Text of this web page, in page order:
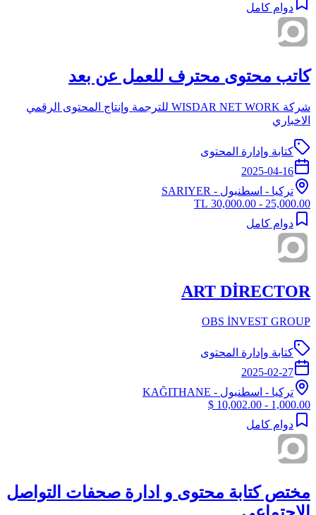
دوام كامل
كاتب محتوى محترف للعمل عن بعد
شركة WISDAR NET WORK للترجمة وإنتاج المحتوى الرقمي
الاخباري
كتابة وإدارة المحتوى
2025-04-16
تركيا - اسطنبول - SARIYER
25,000.00 - 30,000.00 TL
دوام كامل
ART DİRECTOR
OBS İNVEST GROUP
كتابة وإدارة المحتوى
2025-02-27
تركيا - اسطنبول - KAĞITHANE
1,000.00 - 10,002.00 $
دوام كامل
مختص كتابة محتوى و ادارة صحفات التواصل